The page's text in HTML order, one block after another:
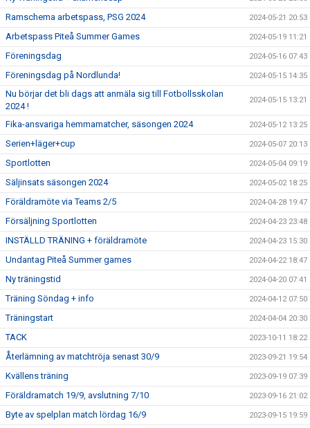
Ramschema arbetspass, PSG 2024 2024-05-21 20:53
Arbetspass Piteå Summer Games 2024-05-19 11:21
Föreningsdag 2024-05-16 07:43
Föreningsdag på Nordlunda! 2024-05-15 14:35
Nu börjar det bli dags att anmäla sig till Fotbollsskolan
2024 !
2024-05-15 13:21
Fika-ansvariga hemmamatcher, säsongen 2024 2024-05-12 13:25
Serien+läger+cup 2024-05-07 20:13
Sportlotten 2024-05-04 09:19
Säljinsats säsongen 2024 2024-05-02 18:25
Föräldramöte via Teams 2/5 2024-04-28 19:47
Försäljning Sportlotten 2024-04-23 23:48
INSTÄLLD TRÄNING + föräldramöte 2024-04-23 15:30
Undantag Piteå Summer games 2024-04-22 18:47
Ny träningstid 2024-04-20 07:41
Träning Söndag + info 2024-04-12 07:50
Träningstart 2024-04-04 20:30
TACK 2023-10-11 18:22
Återlämning av matchtröja senast 30/9 2023-09-21 19:54
Kvällens träning 2023-09-19 07:39
Föräldramatch 19/9, avslutning 7/10 2023-09-16 21:02
Byte av spelplan match lördag 16/9 2023-09-15 19:59